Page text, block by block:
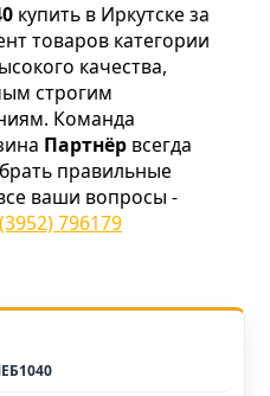
купить в Иркутске за
товаров категории
качества,
строгим
Команда
Партнёр всегда
правильные
ваши вопросы -
796179